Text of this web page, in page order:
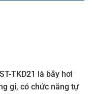
TKD21 là bẫy hơi
gỉ, có chức năng tự